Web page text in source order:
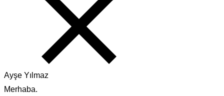
Ayşe Yılmaz
Merhaba.